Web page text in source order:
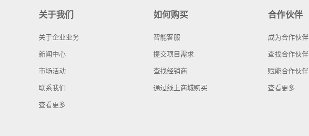
关于我们
关于企业业务
新闻中心
市场活动
联系我们
查看更多
如何购买
智能客服
提交项目需求
查找经销商
通过线上商城购买
合作伙伴
成为合作伙伴
查找合作伙伴
赋能合作伙伴
查看更多